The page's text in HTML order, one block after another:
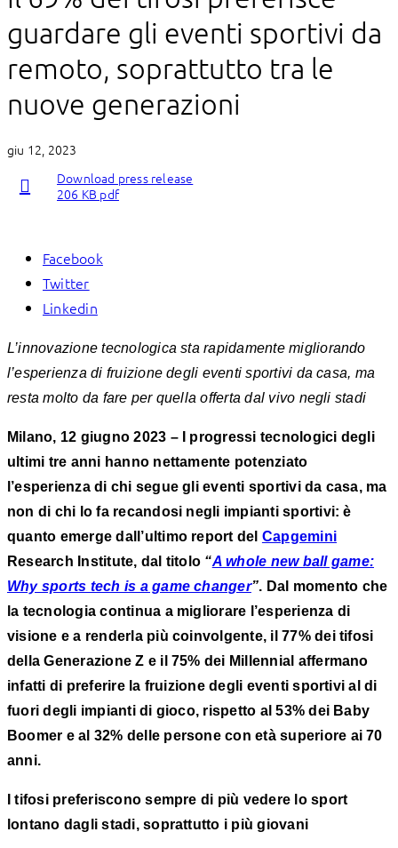
guardare gli eventi sportivi da
remoto, soprattutto tra le
nuove generazioni
giu 12, 2023
Download press release
206 KB pdf
Facebook
Twitter
Linkedin
L’innovazione tecnologica sta rapidamente migliorando
l’esperienza di fruizione degli eventi sportivi da casa, ma
resta molto da fare per quella offerta dal vivo negli stadi
Milano, 12 giugno 2023 – I progressi tecnologici degli
ultimi tre anni hanno nettamente potenziato
l’esperienza di chi segue gli eventi sportivi da casa, ma
non di chi lo fa recandosi negli impianti sportivi: è
quanto emerge dall’ultimo report del Capgemini
Research Institute, dal titolo “A whole new ball game:
Why sports tech is a game changer”. Dal momento che
la tecnologia continua a migliorare l’esperienza di
visione e a renderla più coinvolgente, il 77% dei tifosi
della Generazione Z e il 75% dei Millennial affermano
infatti di preferire la fruizione degli eventi sportivi al di
fuori degli impianti di gioco, rispetto al 53% dei Baby
Boomer e al 32% delle persone con età superiore ai 70
anni.
I tifosi preferiscono sempre di più vedere lo sport
lontano dagli stadi, soprattutto i più giovani